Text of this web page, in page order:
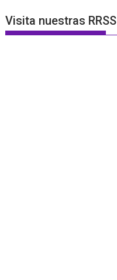
Visita nuestras RRSS